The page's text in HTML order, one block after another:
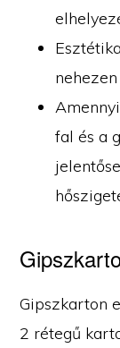
fal és a
Gipszkarton
2 rétegű